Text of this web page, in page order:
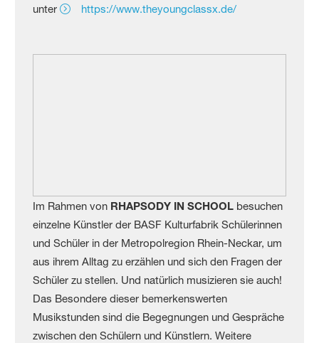
unter
https://www.theyoungclassx.de/
Im Rahmen von RHAPSODY IN SCHOOL besuchen
einzelne Künstler der BASF Kulturfabrik Schülerinnen
und Schüler in der Metropolregion Rhein-Neckar, um
aus ihrem Alltag zu erzählen und sich den Fragen der
Schüler zu stellen. Und natürlich musizieren sie auch!
Das Besondere dieser bemerkenswerten
Musikstunden sind die Begegnungen und Gespräche
zwischen den Schülern und Künstlern. Weitere